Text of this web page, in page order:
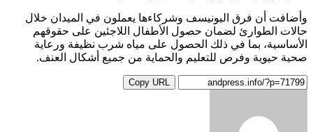
وأضافت أن فرق اليونيسف وشركاءها يعملون في الميدان خلال
حالات الطوارئ لضمان حصول الأطفال اللاجئين على حقوقهم
الأساسية، بما في ذلك الحصول على مياه شرب نظيفة ورعاية
صحية حيوية وفرص للتعليم والحماية من جميع أشكال العنف.
Copy URL